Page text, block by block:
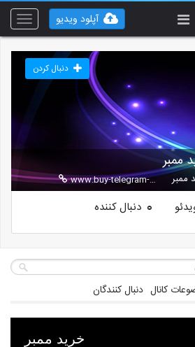
Toggle
آپلود ویدیو
ممبر
ممبر www.buy-telegram-members.ir
دنبال کردن
0 دنبال کننده
کانال دنبال کنندگان
خرید ممبر